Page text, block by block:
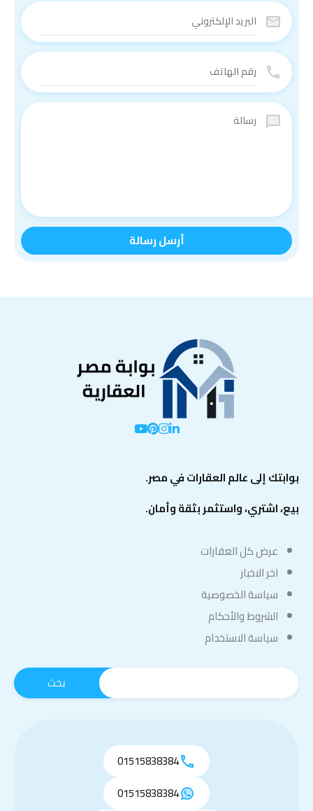
بوابتك إلى عالم العقارات في مصر.
بيع، اشتري، واستثمر بثقة وأمان.
عرض كل العقارات
اخر الاخبار
سياسة الخصوصية
الشروط والأحكام
سياسة الاستخدام
01515838384
01515838384